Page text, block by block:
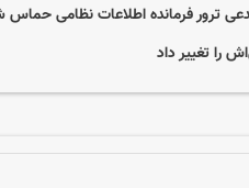
ترور فرمانده اطلاعات نظامی حماس
را تغییر داد